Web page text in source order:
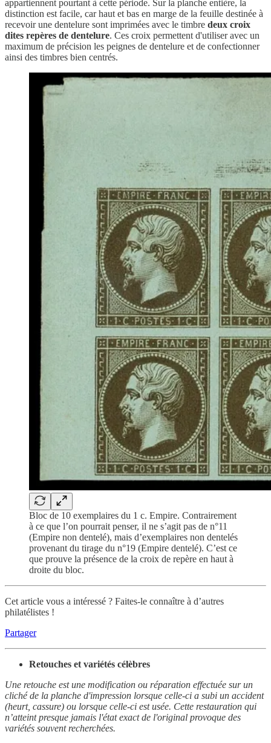
appartiennent pourtant à cette période. Sur la planche entière, la
distinction est facile, car haut et bas en marge de la feuille destinée à
recevoir une dentelure sont imprimées avec le timbre deux croix
dites repères de dentelure. Ces croix permettent d'utiliser avec un
maximum de précision les peignes de dentelure et de confectionner
ainsi des timbres bien centrés.
Bloc de 10 exemplaires du 1 c. Empire. Contrairement
à ce que l’on pourrait penser, il ne s’agit pas de n°11
(Empire non dentelé), mais d’exemplaires non dentelés
provenant du tirage du n°19 (Empire dentelé). C’est ce
que prouve la présence de la croix de repère en haut à
droite du bloc.
Cet article vous a intéressé ? Faites-le connaître à d’autres
philatélistes !
Partager
Retouches et variétés célèbres
Une retouche est une modification ou réparation effectuée sur un
cliché de la planche d'impression lorsque celle-ci a subi un accident
(heurt, cassure) ou lorsque celle-ci est usée. Cette restauration qui
n’atteint presque jamais l'état exact de l'original provoque des
variétés souvent recherchées.